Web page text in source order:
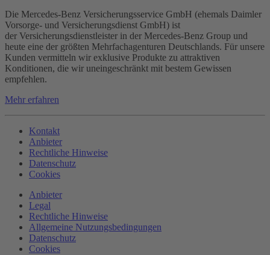
Die Mercedes-Benz Versicherungsservice GmbH (ehemals Daimler
Vorsorge- und Versicherungsdienst GmbH) ist
der Versicherungsdienstleister in der Mercedes-Benz Group und
heute eine der größten Mehrfachagenturen Deutschlands. Für unsere
Kunden vermitteln wir exklusive Produkte zu attraktiven
Konditionen, die wir uneingeschränkt mit bestem Gewissen
empfehlen.
Mehr erfahren
Kontakt
Anbieter
Rechtliche Hinweise
Datenschutz
Cookies
Anbieter
Legal
Rechtliche Hinweise
Allgemeine Nutzungsbedingungen
Datenschutz
Cookies